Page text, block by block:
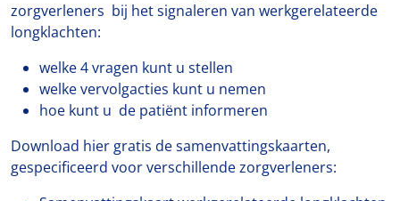
zorgverleners bij het signaleren van werkgerelateerde
longklachten:
welke 4 vragen kunt u stellen
welke vervolgacties kunt u nemen
hoe kunt u de patiënt informeren
Download hier gratis de samenvattingskaarten,
gespecificeerd voor verschillende zorgverleners: